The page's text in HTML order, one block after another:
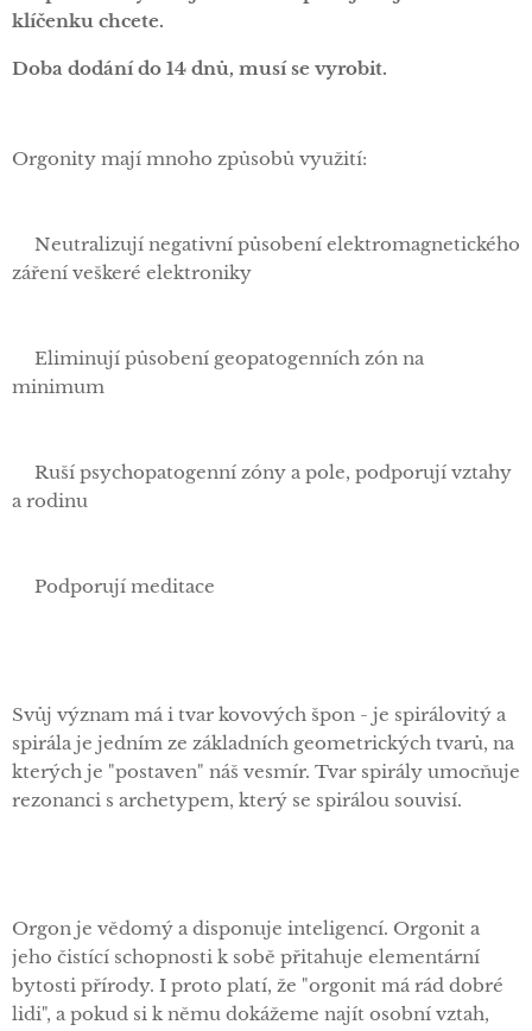
klíčenku chcete.
Doba dodání do 14 dnů, musí se vyrobit.
Orgonity mají mnoho způsobů využití:
✅Neutralizují negativní působení elektromagnetického
záření veškeré elektroniky
✅Eliminují působení geopatogenních zón na
minimum
✅Ruší psychopatogenní zóny a pole, podporují vztahy
a rodinu
✅Podporují meditace
Svůj význam má i tvar kovových špon - je spirálovitý a
spirála je jedním ze základních geometrických tvarů, na
kterých je "postaven" náš vesmír. Tvar spirály umocňuje
rezonanci s archetypem, který se spirálou souvisí.
Orgon je vědomý a disponuje inteligencí. Orgonit a
jeho čistící schopnosti k sobě přitahuje elementární
bytosti přírody. I proto platí, že "orgonit má rád dobré
lidi", a pokud si k němu dokážeme najít osobní vztah,